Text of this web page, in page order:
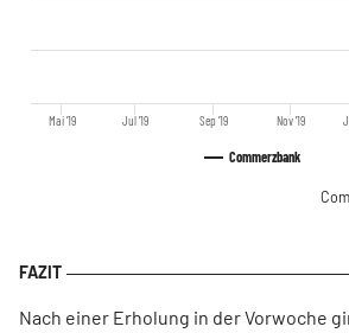
Commerzbank
Mai '19 Jul '19 Sep '19 Nov '19
Nach einer Erholung in der Vorwoche